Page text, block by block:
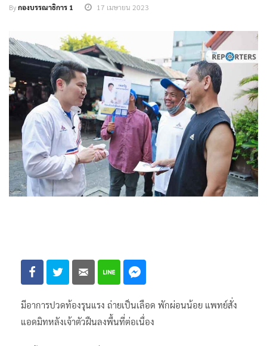
Byกองบรรณาธิการ 1 17 เมษายน 2023
มีอาการปวดท้องรุนแรง ถ่ายเป็นเลือด พักผ่อนน้อย แพทย์สั่ง
แอดมิทหลังเจ้าตัวฝืนลงพื้นที่ต่อเนื่อง